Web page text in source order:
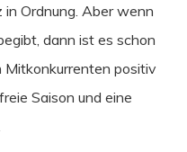
Ordnung. Aber wenn
dann ist es schon
Mitkonkurrenten positiv
Saison und eine